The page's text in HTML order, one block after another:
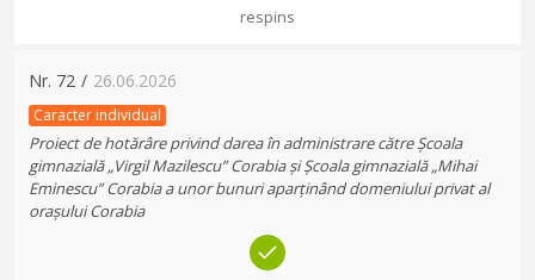
respins
Nr. 72 / 26.06.2026
Caracter individual
Proiect de hotărâre privind darea în administrare către Școala
gimnazială „Virgil Mazilescu” Corabia și Școala gimnazială „Mihai
Eminescu” Corabia a unor bunuri aparținând domeniului privat al
orașului Corabia